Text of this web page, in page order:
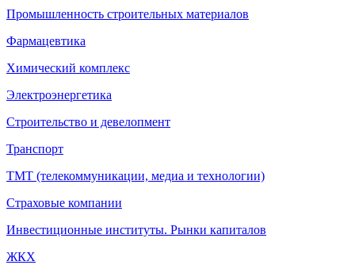
Промышленность строительных материалов
Фармацевтика
Химический комплекс
Электроэнергетика
Строительство и девелопмент
Транспорт
ТМТ (телекоммуникации, медиа и технологии)
Страховые компании
Инвестиционные институты. Рынки капиталов
ЖКХ